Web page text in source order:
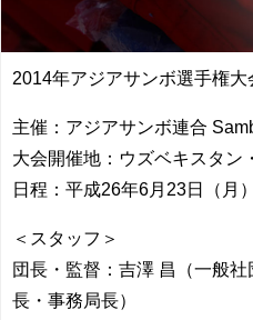
2014年アジアサンボ選手権大
主催：アジアサンボ連合
大会開催地：ウズベキスタン
日程：平成26年6月23日（月
＜スタッフ＞
団長・監督：吉澤 昌（一般
長・事務局長）